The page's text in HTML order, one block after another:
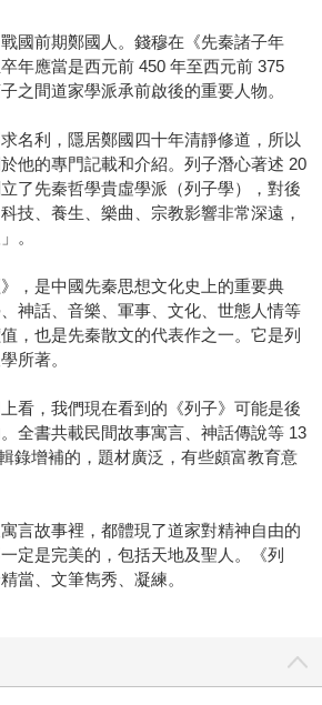
國前期鄭國人。錢穆在《先秦諸子年
年應當是西元前 450 年至西元前 375
之間道家學派承前啟後的重要人物。
名利，隱居鄭國四十年清靜修道，所以
他的專門記載和介紹。列子潛心著述 20
了先秦哲學貴虛學派（列子學），對後
技、養生、樂曲、宗教影響非常深遠，
。
，是中國先秦思想文化史上的重要典
神話、音樂、軍事、文化、世態人情等
，也是先秦散文的代表作之一。它是列
所著。
看，我們現在看到的《列子》可能是後
全書共載民間故事寓言、神話傳說等 13
錄增補的，題材廣泛，有些頗富教育意
言故事裡，都體現了道家對精神自由的
定是完美的，包括天地及聖人。《列
當、文筆雋秀、凝練。